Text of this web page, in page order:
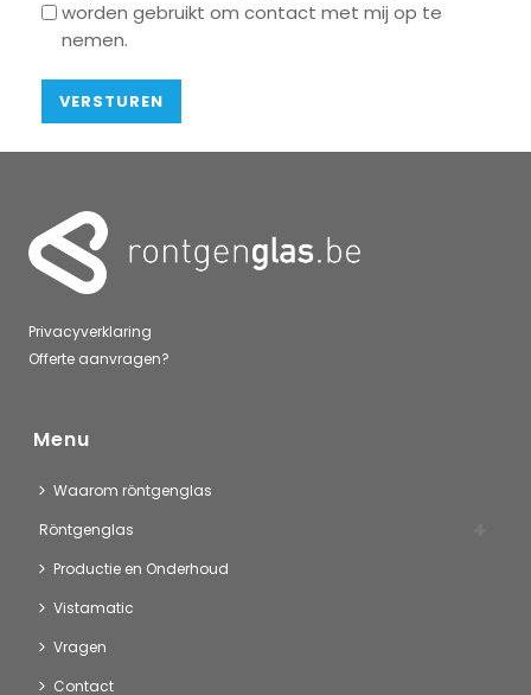
* worden gebruikt om contact met mij op te
nemen.
Privacyverklaring
Offerte aanvragen?
Menu
Waarom röntgenglas
Röntgenglas
Productie en Onderhoud
Vistamatic
Vragen
Contact